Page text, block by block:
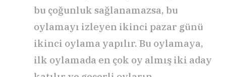
bu çoğunluk sağlanamazsa, bu
oylamayı izleyen ikinci pazar günü
ikinci oylama yapılır. Bu oylamaya,
ilk oylamada en çok oy almış iki aday